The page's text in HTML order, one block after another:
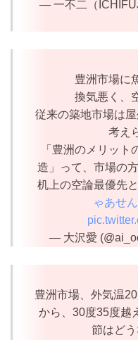
— 一不二（
豊洲市場に
換気悪く、
従来の築地市場は
考え
「豊洲のメリッ
造」って、市場の
机上の空論最優先
ゃあせ
— 大沢愛
豊洲市場、外気温
から、30度35度越
節はどう